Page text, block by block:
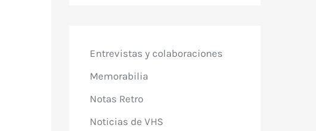
Entrevistas y colaboraciones
Memorabilia
Notas Retro
Noticias de VHS